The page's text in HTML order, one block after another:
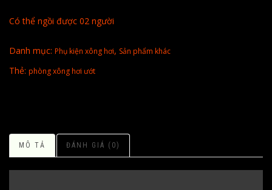
Có thể ngồi được 02 người
Danh mục: Phụ kiện xông hơi, Sản phẩm khác
Thẻ: phòng xông hơi ướt
MÔ TẢ ĐÁNH GIÁ (0)